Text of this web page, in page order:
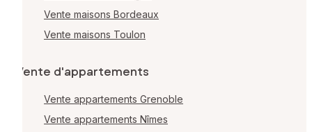
Vente maisons Bordeaux
Vente maisons Toulon
Vente d'appartements
Vente appartements Grenoble
Vente appartements Nîmes